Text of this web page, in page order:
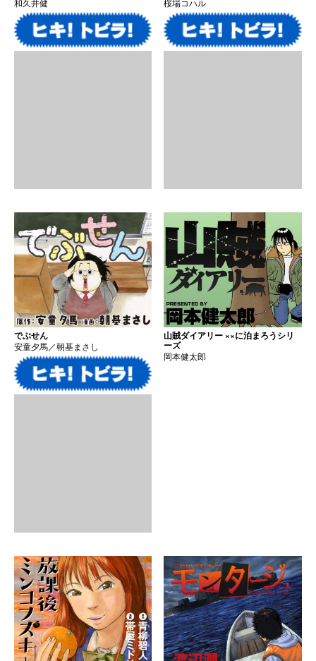
和久井健 桜場コハル
でぶせん
安童夕馬／朝基まさし
山賊ダイアリー ××に泊まろうシリ
ーズ
岡本健太郎